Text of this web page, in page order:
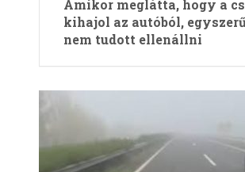
Amikor meglátta, hogy a
kihajol az autóból,
nem tudott ellenállni